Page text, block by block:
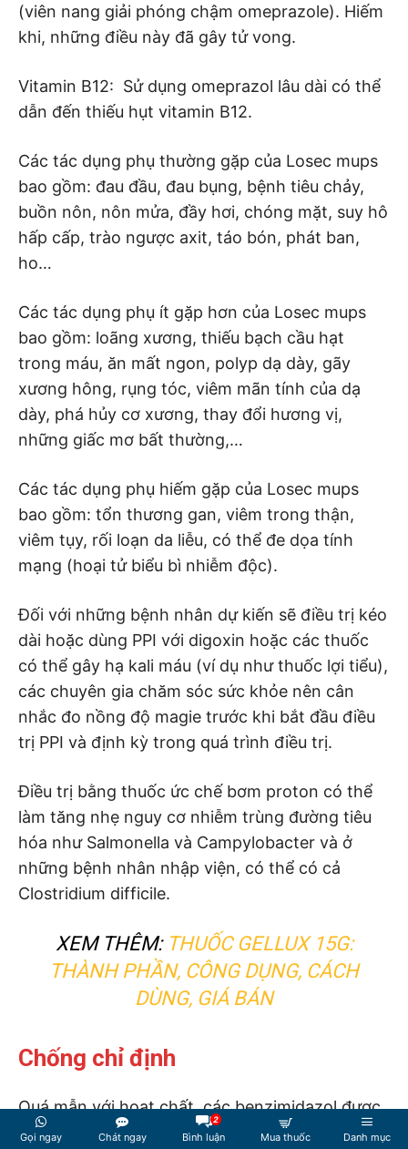
(viên nang giải phóng chậm omeprazole). Hiếm
khi, những điều này đã gây tử vong.
Vitamin B12: Sử dụng omeprazol lâu dài có thể
dẫn đến thiếu hụt vitamin B12.
Các tác dụng phụ thường gặp của Losec mups
bao gồm: đau đầu, đau bụng, bệnh tiêu chảy,
buồn nôn, nôn mửa, đầy hơi, chóng mặt, suy hô
hấp cấp, trào ngược axit, táo bón, phát ban,
ho…
Các tác dụng phụ ít gặp hơn của Losec mups
bao gồm: loãng xương, thiếu bạch cầu hạt
trong máu, ăn mất ngon, polyp dạ dày, gãy
xương hông, rụng tóc, viêm mãn tính của dạ
dày, phá hủy cơ xương, thay đổi hương vị,
những giấc mơ bất thường,…
Các tác dụng phụ hiếm gặp của Losec mups
bao gồm: tổn thương gan, viêm trong thận,
viêm tụy, rối loạn da liễu, có thể đe dọa tính
mạng (hoại tử biểu bì nhiễm độc).
Đối với những bệnh nhân dự kiến ​​sẽ điều trị kéo
dài hoặc dùng PPI với digoxin hoặc các thuốc
có thể gây hạ kali máu (ví dụ như thuốc lợi tiểu),
các chuyên gia chăm sóc sức khỏe nên cân
nhắc đo nồng độ magie trước khi bắt đầu điều
trị PPI và định kỳ trong quá trình điều trị.
Điều trị bằng thuốc ức chế bơm proton có thể
làm tăng nhẹ nguy cơ nhiễm trùng đường tiêu
hóa như Salmonella và Campylobacter và ở
những bệnh nhân nhập viện, có thể có cả
Clostridium difficile.
XEM THÊM: THUỐC GELLUX 15G:
THÀNH PHẦN, CÔNG DỤNG, CÁCH
DÙNG, GIÁ BÁN
Chống chỉ định
Quá mẫn với hoạt chất, các benzimidazol được
thay thế hoặc với bất kỳ tá dược nào.
Gọi ngay Chát ngay
2
Bình luận Mua thuốc Danh mục